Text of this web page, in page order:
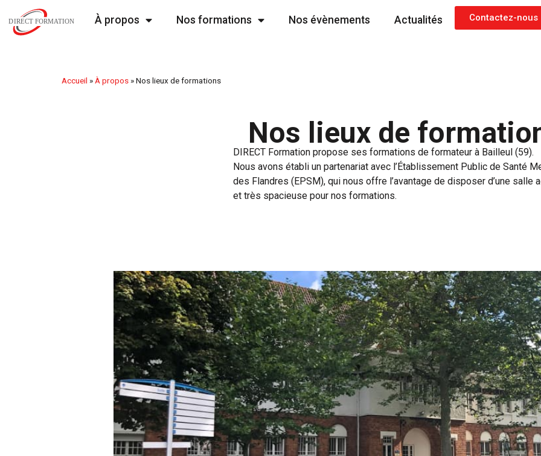
À propos Nos formations Nos évènements Actualités Contactez-nous
Accueil »À propos »Nos lieux de formations
Nos lieux de
DIRECT Formation propose ses formations de formateur à Bailleul (59).
Nous avons établi un partenariat avec l’Établissement Public de Santé
des Flandres (EPSM), qui nous offre l’avantage de disposer d’une salle
et très spacieuse pour nos formations.